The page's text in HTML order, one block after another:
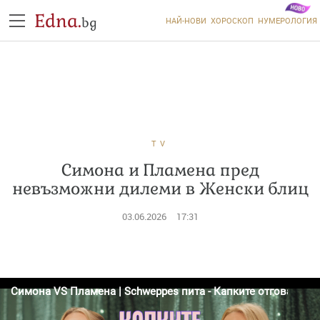
Edna.bg НАЙ-НОВИ ХОРОСКОП НУМЕРОЛОГИЯ
TV
Симона и Пламена пред
невъзможни дилеми в Женски блиц
03.06.2026 17:31